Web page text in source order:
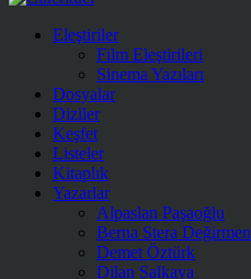
Eleştiriler
Film Eleştirileri
Sinema Yazıları
Dosyalar
Diziler
Keşfet
Listeler
Kitaplık
Yazarlar
Alpaslan Paşaoğlu
Berna Stera Değirmen
Demet Öztürk
Dilan Salkaya